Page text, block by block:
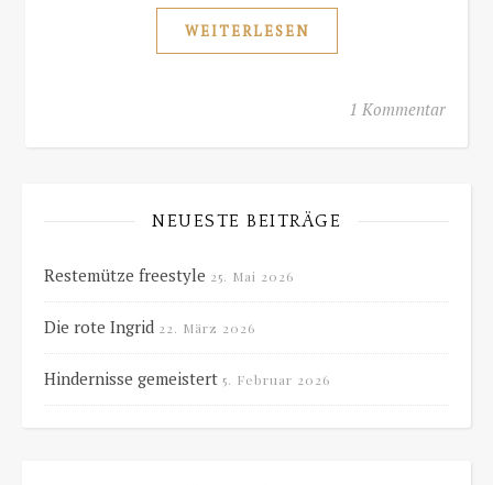
WEITERLESEN
1 Kommentar
NEUESTE BEITRÄGE
Restemütze freestyle 25. Mai 2026
Die rote Ingrid 22. März 2026
Hindernisse gemeistert 5. Februar 2026